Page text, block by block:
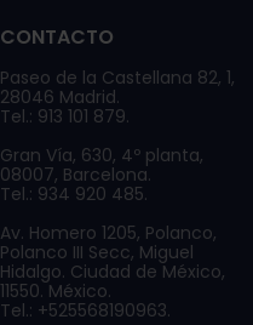
CONTACTO
Paseo de la Castellana 82, 1,
28046 Madrid.
Tel.: 913 101 879.
Gran Vía, 630, 4º planta,
08007, Barcelona.
Tel.: 934 920 485.
Av. Homero 1205, Polanco,
Polanco III Secc, Miguel
Hidalgo. Ciudad de México,
11550. México.
Tel.: +525568190963.